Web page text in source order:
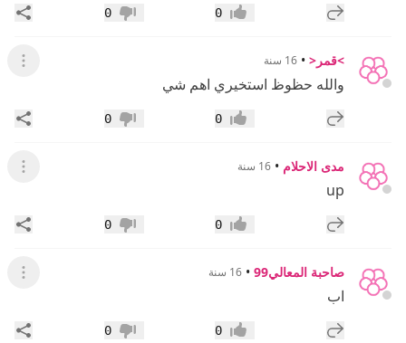
إضافة رد جديد إعجاب0 عدم إعجاب
0
>قمر< • 16 سنة عرض
والله حظوظ استخيري اهم شي
إضافة رد جديد إعجاب0 عدم إعجاب
0
مدى الاحلام • 16 سنة عرض
up
إضافة رد جديد إعجاب0 عدم إعجاب
0
صاحبة المعالي99 • 16 سنة عرض
اب
إضافة رد جديد إعجاب0 عدم إعجاب
0